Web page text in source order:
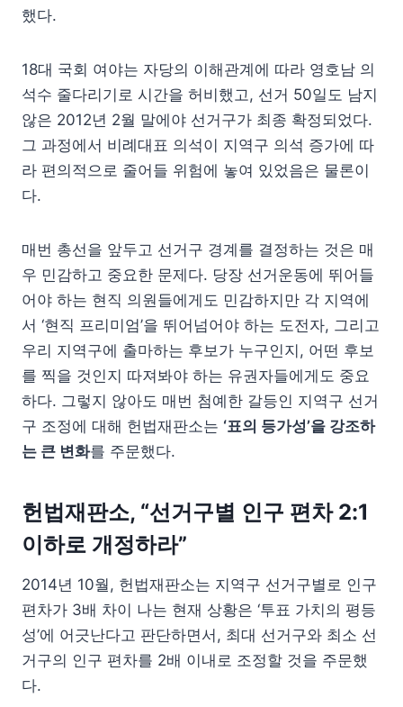
했다.
18대 국회 여야는 자당의 이해관계에 따라 영호남 의
석수 줄다리기로 시간을 허비했고, 선거 50일도 남지
않은 2012년 2월 말에야 선거구가 최종 확정되었다.
그 과정에서 비례대표 의석이 지역구 의석 증가에 따
라 편의적으로 줄어들 위험에 놓여 있었음은 물론이
다.
매번 총선을 앞두고 선거구 경계를 결정하는 것은 매
우 민감하고 중요한 문제다. 당장 선거운동에 뛰어들
어야 하는 현직 의원들에게도 민감하지만 각 지역에
서 ‘현직 프리미엄’을 뛰어넘어야 하는 도전자, 그리고
우리 지역구에 출마하는 후보가 누구인지, 어떤 후보
를 찍을 것인지 따져봐야 하는 유권자들에게도 중요
하다. 그렇지 않아도 매번 첨예한 갈등인 지역구 선거
구 조정에 대해 헌법재판소는 ‘표의 등가성’을 강조하
는 큰 변화를 주문했다.
헌법재판소, “선거구별 인구 편차 2:1
이하로 개정하라”
2014년 10월, 헌법재판소는 지역구 선거구별로 인구
편차가 3배 차이 나는 현재 상황은 ‘투표 가치의 평등
성’에 어긋난다고 판단하면서, 최대 선거구와 최소 선
거구의 인구 편차를 2배 이내로 조정할 것을 주문했
다.